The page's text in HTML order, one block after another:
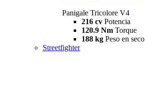
Panigale Tricolore V4
216 cv Potencia
120.9 Nm Torque
188 kg Peso en seco
Streetfighter